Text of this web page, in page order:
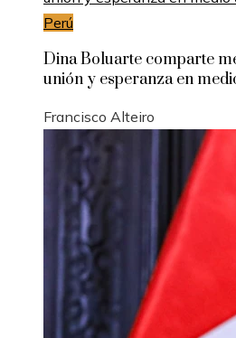
Perú
Dina Boluarte comparte
unión y esperanza en
Francisco Alteiro